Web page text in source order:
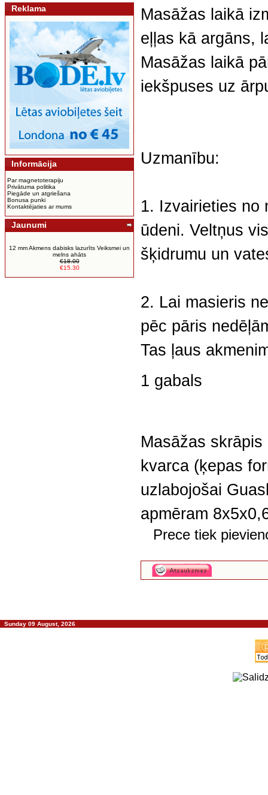
Reklama
Informācija
Par magnetoterapiju
Privātuma politika
Piegāde un atgriešana
Bonusa punki
Kontaktējaties ar mums
Jaunumi
12 mm Akmens dabisks lazurīts Veiksmei un
melns ahāts
€18.00
€15.30
Masāžas laikā
eļļas kā argāns,
Masāžas laikā
iekšpuses uz
Uzmanību:
1. Izvairieties no
ūdeni. Veltņus
šķidrumu un
2. Lai masieris
pēc pāris
Tas ļaus
1 gabals
Masāžas
kvarca (ķepas
uzlabojošai
apmēram
Prece tiek
Sunday 09 August, 2026